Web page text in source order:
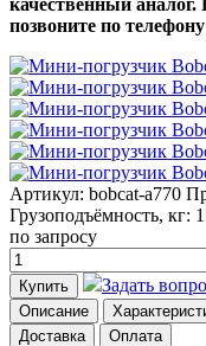
позвоните по
Артикул: bobcat-a770
Грузоподъёмность, кг:
по запросу
Купить Задать
Описание
Доставка
Оплата